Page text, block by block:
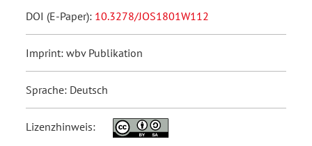
DOI (E-Paper): 10.3278/JOS1801W112
Imprint: wbv Publikation
Sprache: Deutsch
Lizenzhinweis: